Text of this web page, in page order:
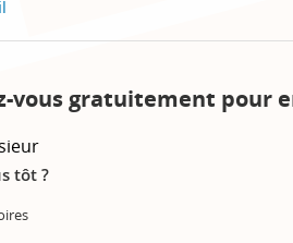
vous gratuitement pour
tôt ?